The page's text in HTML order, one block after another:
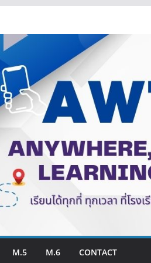
M.5 M.6 CONTACT